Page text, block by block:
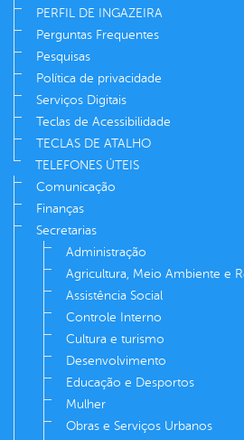
PERFIL DE INGAZEIRA
Perguntas Frequentes
Pesquisas
Política de privacidade
Serviços Digitais
Teclas de Acessibilidade
TECLAS DE ATALHO
TELEFONES ÚTEIS
Comunicação
Finanças
Secretarias
Administração
Agricultura, Meio Ambiente e
Assistência Social
Controle Interno
Cultura e turismo
Desenvolvimento
Educação e Desportos
Mulher
Obras e Serviços Urbanos